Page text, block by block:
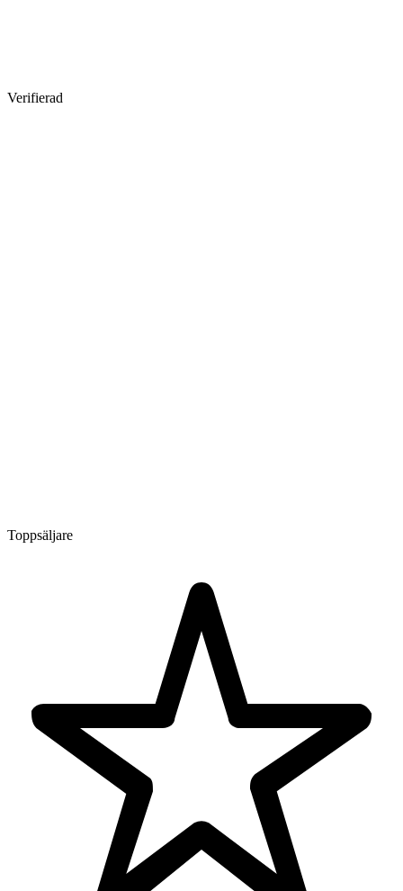
Verifierad
Toppsäljare